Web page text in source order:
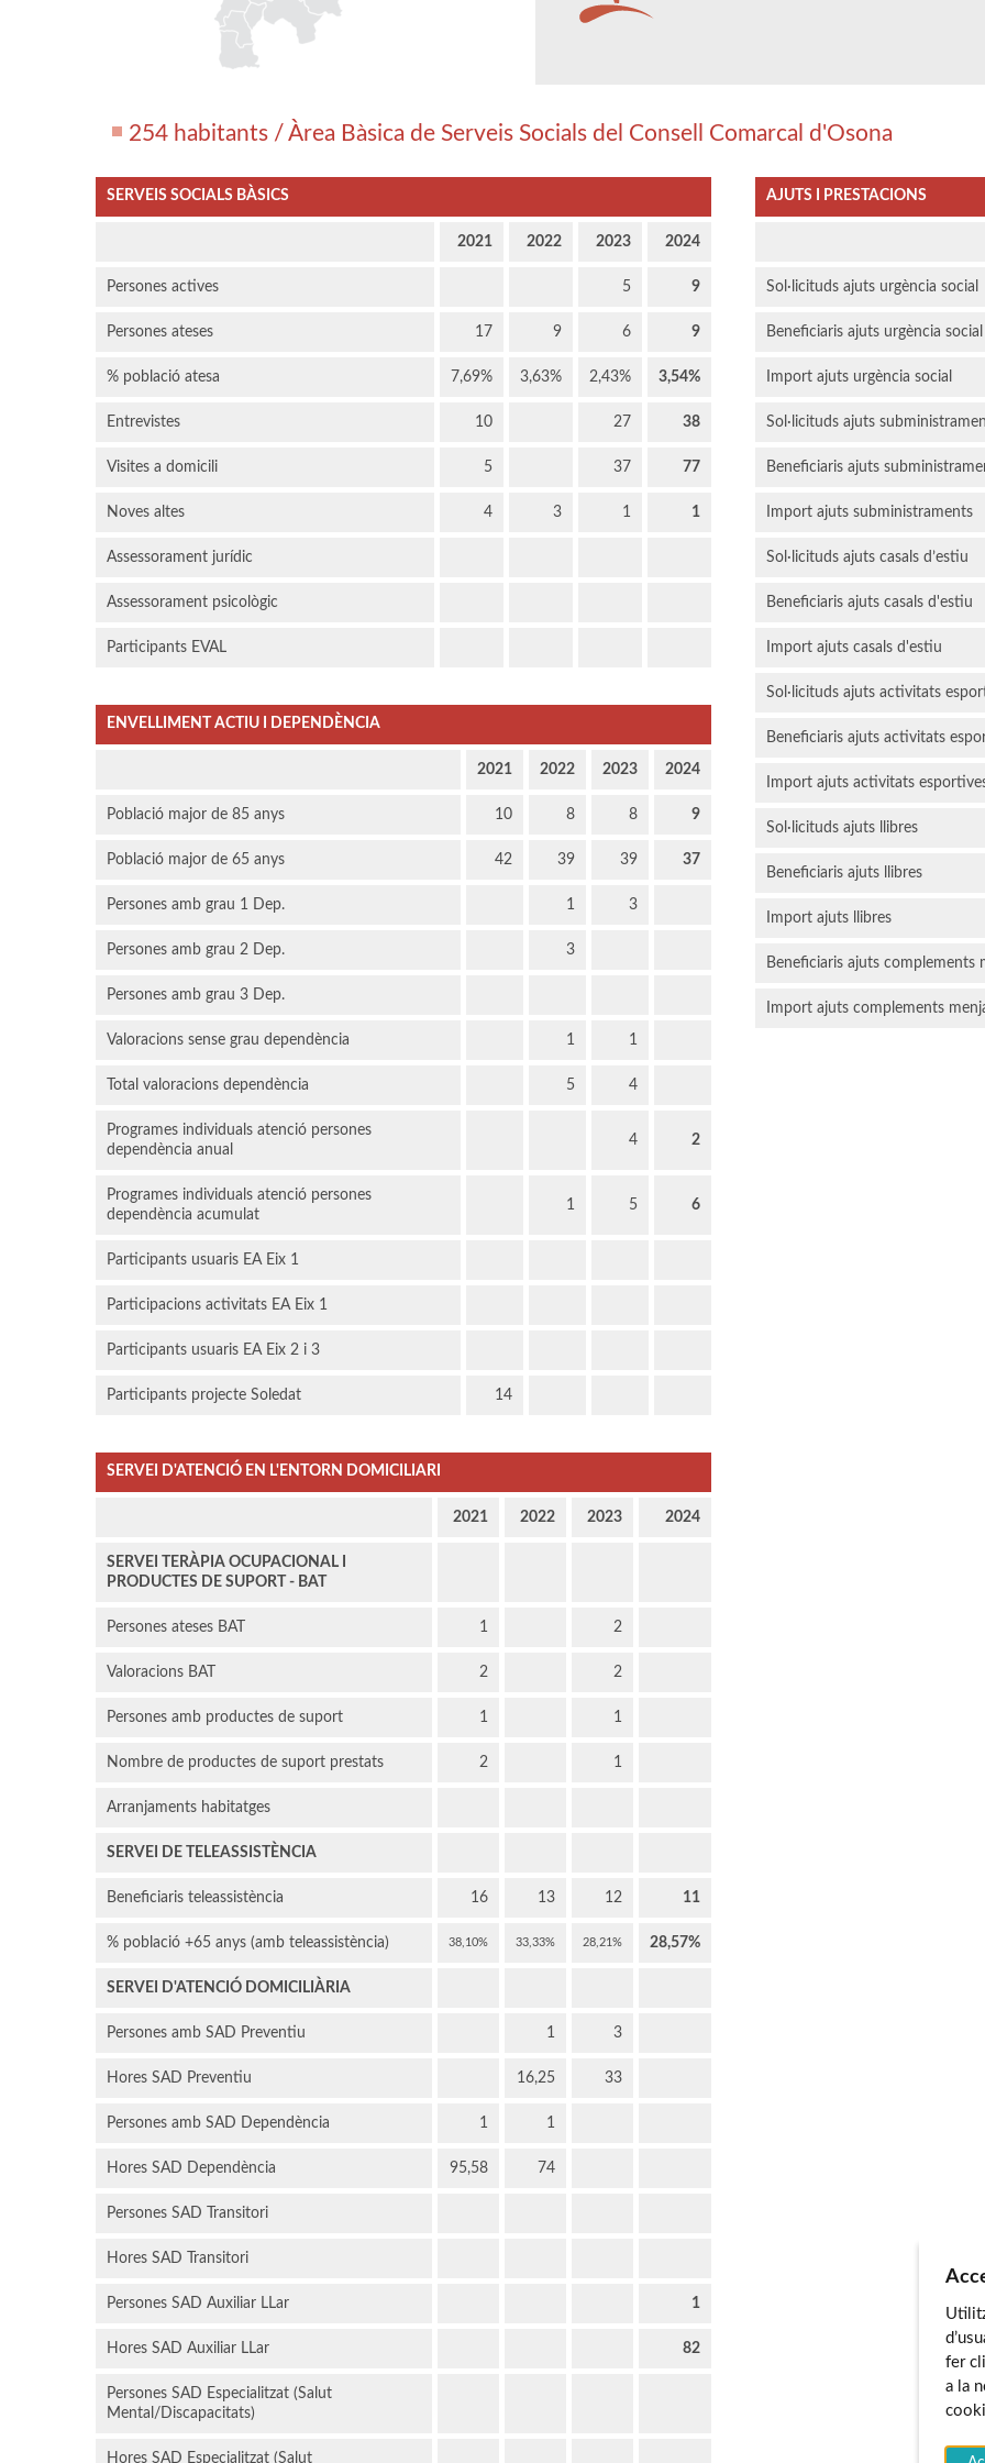
254 habitants / Àrea Bàsica de Serveis Socials del Consell Comarcal d'Osona
SERVEIS SOCIALS BÀSICS
2021 2022 2023 2024
Persones actives 5 9
Persones ateses 17 9 6 9
% població atesa 7,69% 3,63% 2,43% 3,54%
Entrevistes 10 27 38
Visites a domicili 5 37 77
Noves altes 4 3 1 1
Assessorament jurídic
Assessorament psicològic
Participants EVAL
ENVELLIMENT ACTIU I DEPENDÈNCIA
2021 2022 2023 2024
Població major de 85 anys 10 8 8 9
Població major de 65 anys 42 39 39 37
Persones amb grau 1 Dep. 1 3
Persones amb grau 2 Dep. 3
Persones amb grau 3 Dep.
Valoracions sense grau dependència 1 1
Total valoracions dependència 5 4
Programes individuals atenció persones
dependència anual
4 2
Programes individuals atenció persones
dependència acumulat
1 5 6
Participants usuaris EA Eix 1
Participacions activitats EA Eix 1
Participants usuaris EA Eix 2 i 3
Participants projecte Soledat 14
SERVEI D'ATENCIÓ EN L'ENTORN DOMICILIARI
2021 2022 2023 2024
SERVEI TERÀPIA OCUPACIONAL I
PRODUCTES DE SUPORT - BAT
Persones ateses BAT 1 2
Valoracions BAT 2 2
Persones amb productes de suport 1 1
Nombre de productes de suport prestats 2 1
Arranjaments habitatges
SERVEI DE TELEASSISTÈNCIA
Beneficiaris teleassistència 16 13 12 11
% població +65 anys (amb teleassistència) 38,10% 33,33% 28,21% 28,57%
SERVEI D'ATENCIÓ DOMICILIÀRIA
Persones amb SAD Preventiu 1 3
Hores SAD Preventiu 16,25 33
Persones amb SAD Dependència 1 1
Hores SAD Dependència 95,58 74
Persones SAD Transitori
Hores SAD Transitori
Persones SAD Auxiliar LLar 1
Hores SAD Auxiliar LLar 82
Persones SAD Especialitzat (Salut
Mental/Discapacitats)
Hores SAD Especialitzat (Salut
AJUTS I PRESTACIONS
Sol·licituds ajuts urgència social
Beneficiaris ajuts urgència social
Import ajuts urgència social
Sol·licituds ajuts
Beneficiaris ajuts
Import ajuts subministraments
Sol·licituds ajuts casals d’estiu
Beneficiaris ajuts casals d'estiu
Import ajuts casals d'estiu
Sol·licituds ajuts activitats
Beneficiaris ajuts activitats
Import ajuts activitats
Sol·licituds ajuts llibres
Beneficiaris ajuts llibres
Import ajuts llibres
Beneficiaris ajuts complements
Import ajuts complements
fer
a la